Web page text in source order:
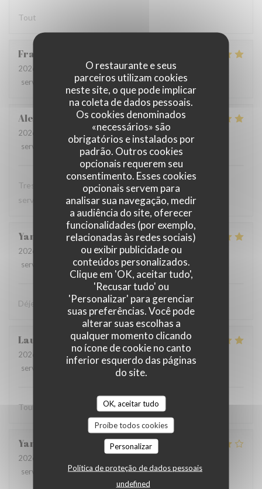
O restaurante e seus
parceiros utilizam cookies
neste site, o que pode implicar
na coleta de dados pessoais.
Os cookies denominados
«necessários» são
obrigatórios e instalados por
padrão. Outros cookies
opcionais requerem seu
consentimento. Esses cookies
opcionais servem para
analisar sua navegação, medir
a audiência do site, oferecer
funcionalidades (por exemplo,
relacionadas às redes sociais)
ou exibir publicidade ou
conteúdos personalizados.
Clique em 'OK, aceitar tudo',
'Recusar tudo' ou
'Personalizar' para gerenciar
suas preferências. Você pode
alterar suas escolhas a
qualquer momento clicando
no ícone de cookie no canto
inferior esquerdo das páginas
do site.
OK, aceitar tudo
Proíbe todos cookies
Personalizar
Política de proteção de dados pessoais
undefined
Tout
Francoise
2026-07-28
- 12:00 - guests 3
service
ambience: 5/5 menu:5/5 quality_price
Alexandra
2026-07-28
- 12:00 - guests 1
service
ambience :5 menu quality_price
Tres bon restaurant, excellente cuisine et serveuse et
serveur au top
Yann
2026-07-28
- 12:15 - guests 2
service
ambience:5/5 menu: 5/5 quality_price
Déjeuner très sympa et très bon dans la cour intérieure
Laurent
2026-07-27
- 12:15 - guests 2
service
/5 menu: quality_price
Tout est parfait
Yannick
2026-07-19
service
ambience:4/5 menu:4/5 quality_price: